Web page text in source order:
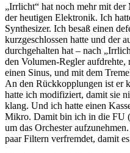
„Irrlicht“ hat noch mehr mit
der heutigen Elektronik. Ich
Synthesizer. Ich besaß einen
kurzgeschlossen hatte und der
durchgehalten hat – nach
den Volumen-Regler aufdrehte,
einen Sinus, und mit dem
An den Rückkopplungen ist er
hatte ich modifiziert, damit sie
klang. Und ich hatte einen
Mikro. Damit bin ich in die FU
um das Orchester
paar Filtern verfremdet, damit